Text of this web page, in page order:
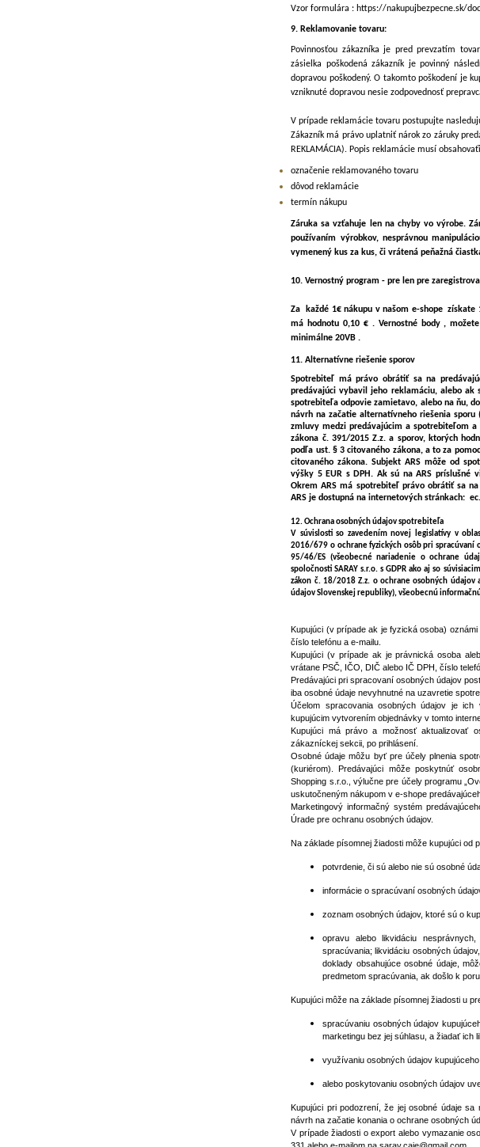
Vzor formulára : https://nakupujbezpecne.sk/
9. Reklamovanie tovaru:
Povinnosťou zákazníka je pred prevzatím
zásielka poškodená zákazník je povinný
dopravou poškodený. O takomto poškodení je
vzniknuté dopravou nesie zodpovednosť
V prípade reklamácie tovaru postupujte
Zákazník má právo uplatniť nárok zo záruky
REKLAMÁCIA). Popis reklamácie musí
označenie reklamovaného tovaru
dôvod reklamácie
termín nákupu
Záruka sa vzťahuje len na chyby vo výrobe.
používaním výrobkov, nesprávnou
vymenený kus za kus, či vrátená peňažná
10. Vernostný program - pre len pre
Za každé 1€ nákupu v našom e-shope
má hodnotu 0,10 € . Vernostné body ,
minimálne 20VB .
11. Alternatívne riešenie sporov
Spotrebiteľ má právo obrátiť sa na
predávajúci vybavil jeho reklamáciu, alebo ak
spotrebiteľa odpovie zamietavo, alebo na ňu,
návrh na začatie alternatívneho riešenia sporu
zmluvy medzi predávajúcim a spotrebiteľom
zákona č. 391/2015 Z.z. a sporov, ktorých
podľa ust. § 3 citovaného zákona, a to za
citovaného zákona. Subjekt ARS môže od
výšky 5 EUR s DPH. Ak sú na ARS príslušné
Okrem ARS má spotrebiteľ právo obrátiť sa
ARS je dostupná na internetových stránkach:
12. Ochrana osobných údajov spotrebiteľa
V súvislosti so zavedením novej legislatívy v
2016/679 o ochrane fyzických osôb pri spracúvaní
95/46/ES (všeobecné nariadenie o ochrane
spoločnosti SARAY s.r.o. s GDPR ako aj so
zákon č. 18/2018 Z.z. o ochrane osobných
údajov Slovenskej republiky), všeobecnú
Kupujúci (v prípade ak je fyzická osoba)
číslo telefónu a e-mailu.
Kupujúci (v prípade ak je právnická osoba
vrátane PSČ, IČO, DIČ alebo IČ DPH, číslo
Predávajúci pri spracovaní osobných údajov
iba osobné údaje nevyhnutné na uzavretie
Účelom spracovania osobných údajov je
kupujúcim vytvorením objednávky v tomto
Kupujúci má právo a možnosť aktualizovať
zákazníckej sekcii, po prihlásení.
Osobné údaje môžu byť pre účely plnenia
(kuriérom). Predávajúci môže poskytnúť
Shopping s.r.o., výlučne pre účely programu
uskutočneným nákupom v e-shope
Marketingový informačný systém
Úrade pre ochranu osobných údajov.
Na základe písomnej žiadosti môže kupujúci od
potvrdenie, či sú alebo nie sú osobné
informácie o spracúvaní osobných
zoznam osobných údajov, ktoré sú o
opravu alebo likvidáciu
spracúvania; likvidáciu osobných
doklady obsahujúce osobné údaje,
predmetom spracúvania, ak došlo k
Kupujúci môže na základe písomnej žiadosti u
spracúvaniu osobných údajov
marketingu bez jej súhlasu, a žiadať ich
využívaniu osobných údajov
alebo poskytovaniu osobných údajov
Kupujúci pri podozrení, že jej osobné údaje
návrh na začatie konania o ochrane osobných
V prípade žiadosti o export alebo vymazanie